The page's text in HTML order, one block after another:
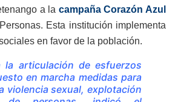
a la campaña Corazón Azul
Esta institución implementa
en favor de la población.
la articulación de esfuerzos
en marcha medidas para
violencia sexual, explotación